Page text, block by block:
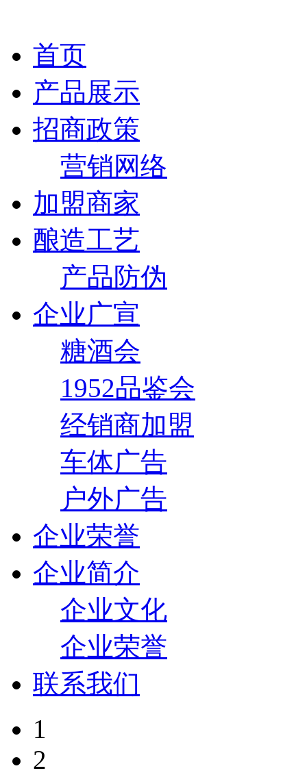
首页
产品展示
招商政策
营销网络
加盟商家
酿造工艺
产品防伪
企业广宣
糖酒会
1952品鉴会
经销商加盟
车体广告
户外广告
企业荣誉
企业简介
企业文化
企业荣誉
联系我们
1
2